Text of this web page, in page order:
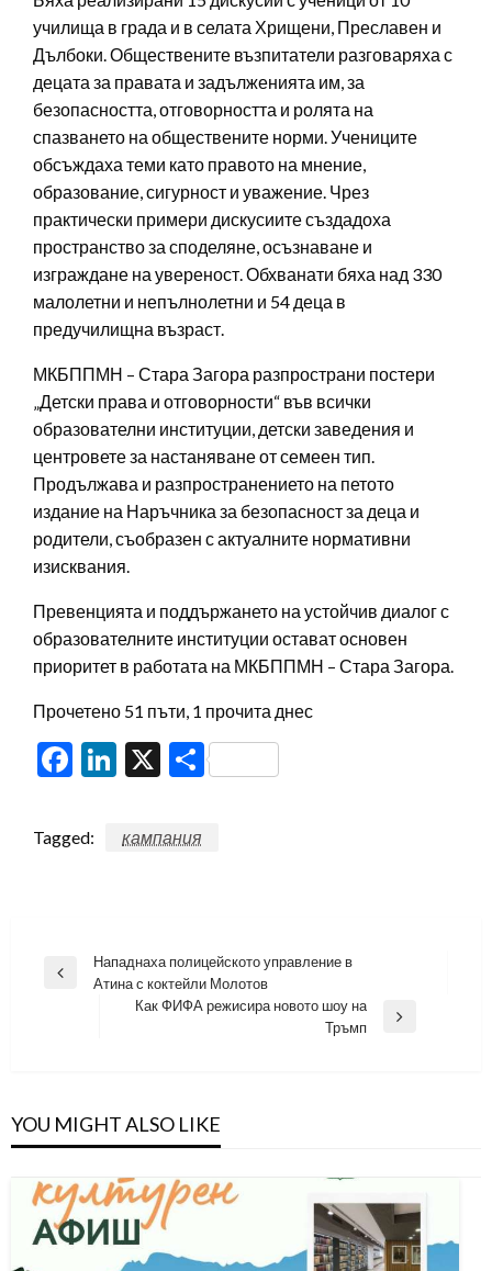
училища в града и в селата Хрищени, Преславен и
Дълбоки. Обществените възпитатели разговаряха с
децата за правата и задълженията им, за
безопасността, отговорността и ролята на
спазването на обществените норми. Учениците
обсъждаха теми като правото на мнение,
образование, сигурност и уважение. Чрез
практически примери дискусиите създадоха
пространство за споделяне, осъзнаване и
изграждане на увереност. Обхванати бяха над 330
малолетни и непълнолетни и 54 деца в
предучилищна възраст.
МКБППМН – Стара Загора разпространи постери
„Детски права и отговорности“ във всички
образователни институции, детски заведения и
центровете за настаняване от семеен тип.
Продължава и разпространението на петото
издание на Наръчника за безопасност за деца и
родители, съобразен с актуалните нормативни
изисквания.
Превенцията и поддържането на устойчив диалог с
образователните институции остават основен
приоритет в работата на МКБППМН – Стара Загора.
Прочетено 51 пъти, 1 прочита днес
Facebook
LinkedIn
X Share
Tagged: кампания
Навигация
Previous
Нападнаха полицейското управление в
Атина с коктейли Молотов
Как ФИФА режисира новото шоу на
Тръмп
YOU MIGHT ALSO LIKE